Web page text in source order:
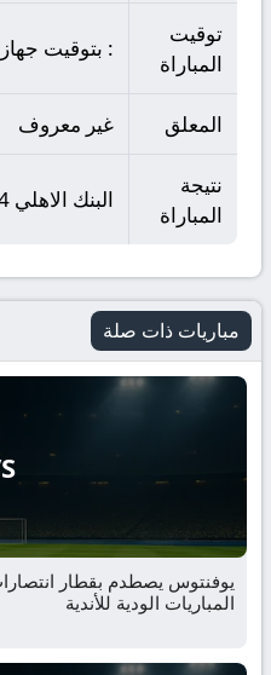
توقيت
المباراة
: بتوقيت
المعلق غير معروف
نتيجة
المباراة
البنك الاهلي 4 - 2 حرس الحدود
مباريات ذات صلة
يوفنتوس يصطدم بقطار
المباريات الودية للأندية